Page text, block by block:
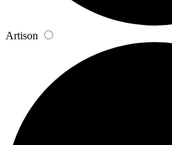
Artison